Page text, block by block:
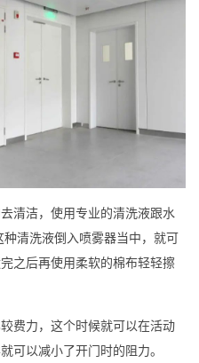
洁，使用专业的清洗液跟水
清洗液倒入喷雾器当中，就可
之后再使用柔软的棉布轻轻擦
力，这个时候就可以在活动
可以减小了开门时的阻力。